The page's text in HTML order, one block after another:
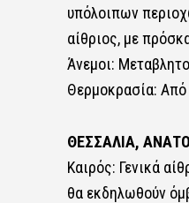
υπόλοιπων
αίθριος, με
Άνεμοι:
Θερμοκρασία: Από
ΘΕΣΣΑΛΙΑ,
Καιρός: Γενικά
θα εκδηλωθούν